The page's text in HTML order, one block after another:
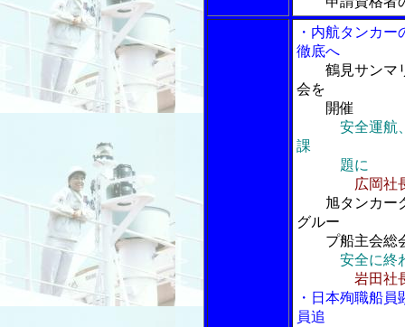
・内航タンカ
徹底へ
鶴見サンマ
会を
開催
安全運航
課
題に
広岡社
旭タンカー
グルー
プ船主会総
安全に終
岩田社
・日本殉職船
員追